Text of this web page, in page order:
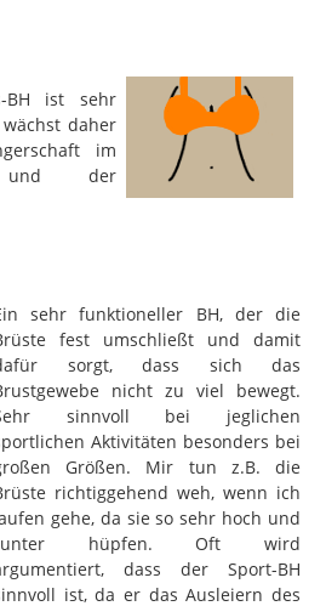
BH ist sehr
daher
im
und der
sehr funktioneller BH, der die
fest umschließt und damit
sorgt, dass sich das
nicht zu viel bewegt.
sinnvoll bei jeglichen
Aktivitäten besonders bei
Größen. Mir tun z.B. die
richtiggehend weh, wenn ich
gehe, da sie so sehr hoch und
hüpfen. Oft wird
dass der Sport-BH
ist, da er das Ausleiern des